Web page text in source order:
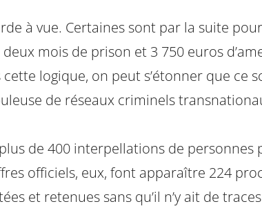
à vue. Certaines sont par la suite
mois de prison et 3 750 euros
logique, on peut s’étonner que ce
de réseaux criminels
de 400 interpellations de
officiels, eux, font apparaître 224
et retenues sans qu’il n’y ait de